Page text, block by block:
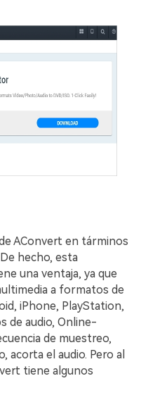
AConvert en tárminos
hecho, esta
una ventaja, ya que
a formatos de
iPhone, PlayStation,
de audio, Online-
de muestreo,
acorta el audio. Pero al
tiene algunos